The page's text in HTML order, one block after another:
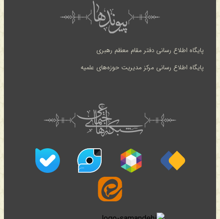
پایگاه اطلاع رسانی دفتر مقام معظم رهبری
پایگاه اطلاع رسانی مرکز مدیریت حوزه‌های علمیه